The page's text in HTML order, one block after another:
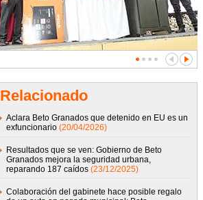
Relacionado
Aclara Beto Granados que detenido en EU es un
exfuncionario (20/04/2026)
Resultados que se ven: Gobierno de Beto
Granados mejora la seguridad urbana,
reparando 187 caídos (23/12/2025)
Colaboración del gabinete hace posible regalo